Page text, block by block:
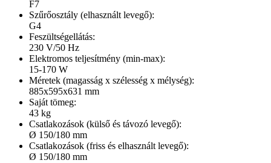
F7
Szűrőosztály (elhasznált levegő):
G4
Feszültségellátás:
230 V/50 Hz
Elektromos teljesítmény (min-max):
15-170 W
Méretek (magasság x szélesség x mélység):
885x595x631 mm
Saját tömeg:
43 kg
Csatlakozások (külső és távozó levegő):
Ø 150/180 mm
Csatlakozások (friss és elhasznált levegő):
Ø 150/180 mm